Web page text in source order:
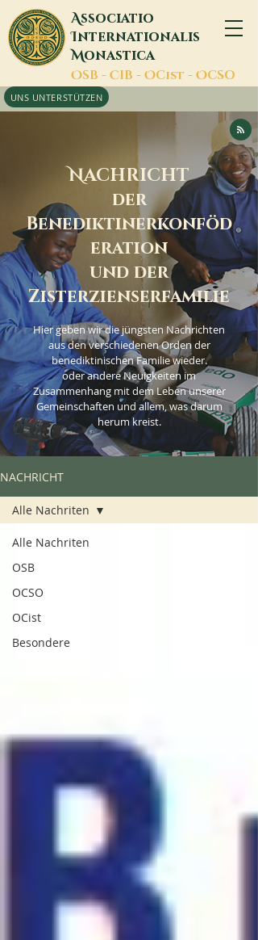
Associatio
Internationalis
Monastica
OSB - CIB - OCist - OCSO
UNS UNTERSTÜTZEN
NACHRICHT
der
Benediktinerkonföd
eration
und der
Zisterzienserfamilie
Hier geben wir die jüngsten Nachrichten
aus den verschiedenen Orden der
benediktinischen Familie wieder.
oder andere Neuigkeiten im
Zusammenhang mit dem Leben unserer
Gemeinschaften und allem, was darum
herum kreist.
NACHRICHT
Alle Nachriten
OSB
OCSO
OCist
Besondere
Alle Nachriten